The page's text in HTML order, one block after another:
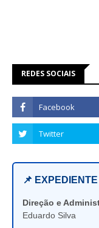
REDES SOCIAIS
📌
Direção e
Eduardo Silva